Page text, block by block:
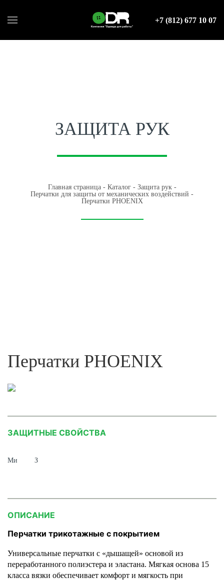
+7 (812) 677 10 07
ЗАЩИТА РУК
Главная страница- Каталог- Защита рук-
Перчатки для защиты от механических воздействий -
Перчатки PHOENIX
Перчатки PHOENIX
ЗАЩИТНЫЕ СВОЙСТВА
Ми З
ОПИСАНИЕ
Перчатки трикотажные с покрытием
Универсальные перчатки с «дышащей» основой из
переработанного полиэстера и эластана. Мягкая основа 15
класса вязки обеспечивает комфорт и мягкость при